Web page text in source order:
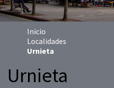
Inicio
Localidades
Urnieta
Urnieta